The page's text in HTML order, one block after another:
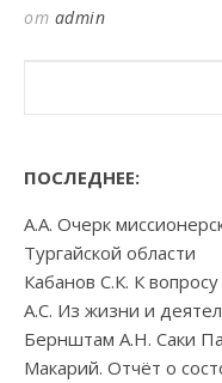
от admin
ПОСЛЕДНЕЕ:
А.А. Очерк
Тургайской области
Кабанов С.К. К
А.С. Из жизни и
Бернштам А.Н. Саки
Макарий. Отчёт о